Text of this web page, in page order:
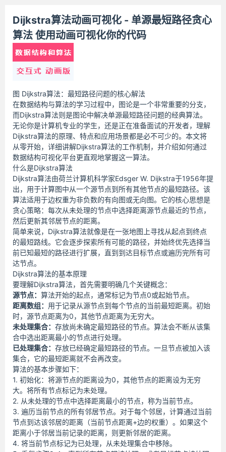
Dijkstra算法动画可视化 - 单源最短路径贪心
算法 使用动画可视化你的代码
图 Dijkstra算法：最短路径问题的核心解法
在数据结构与算法的学习过程中，图论是一个非常重要的分支，
而Dijkstra算法则是图论中解决单源最短路径问题的经典算法。
无论你是计算机专业的学生，还是正在准备面试的开发者，理解
Dijkstra算法的原理、特点和应用场景都是必不可少的。本文将
从零开始，详细讲解Dijkstra算法的工作机制，并介绍如何通过
数据结构可视化平台更直观地掌握这一算法。
什么是Dijkstra算法
Dijkstra算法由荷兰计算机科学家Edsger W. Dijkstra于1956年提
出，用于计算图中从一个源节点到所有其他节点的最短路径。该
算法适用于边权重为非负数的有向图或无向图。它的核心思想是
贪心策略：每次从未处理的节点中选择距离源节点最近的节点，
然后更新其邻居节点的距离。
简单来说，Dijkstra算法就像是在一张地图上寻找从起点到终点
的最短路线。它会逐步探索所有可能的路径，并始终优先选择当
前已知最短的路径进行扩展，直到到达目标节点或遍历完所有可
达节点。
Dijkstra算法的基本原理
要理解Dijkstra算法，首先需要明确几个关键概念：
源节点： 算法开始的起点，通常标记为节点0或起始节点。
距离数组： 用于记录从源节点到每个节点的当前最短距离。初始
时，源节点距离为0，其他节点距离为无穷大。
未处理集合： 存放尚未确定最短路径的节点。算法会不断从该集
合中选出距离最小的节点进行处理。
已处理集合： 存放已经确定最短路径的节点。一旦节点被加入该
集合，它的最短距离就不会再改变。
算法的基本步骤如下：
1. 初始化：将源节点的距离设为0，其他节点的距离设为无穷
大。将所有节点标记为未处理。
2. 从未处理的节点中选择距离最小的节点，称为当前节点。
3. 遍历当前节点的所有邻居节点。对于每个邻居，计算通过当前
节点到达该邻居的距离（当前节点距离+边的权重）。如果这个
距离小于邻居当前记录的距离，则更新邻居的距离。
4. 将当前节点标记为已处理，从未处理集合中移除。